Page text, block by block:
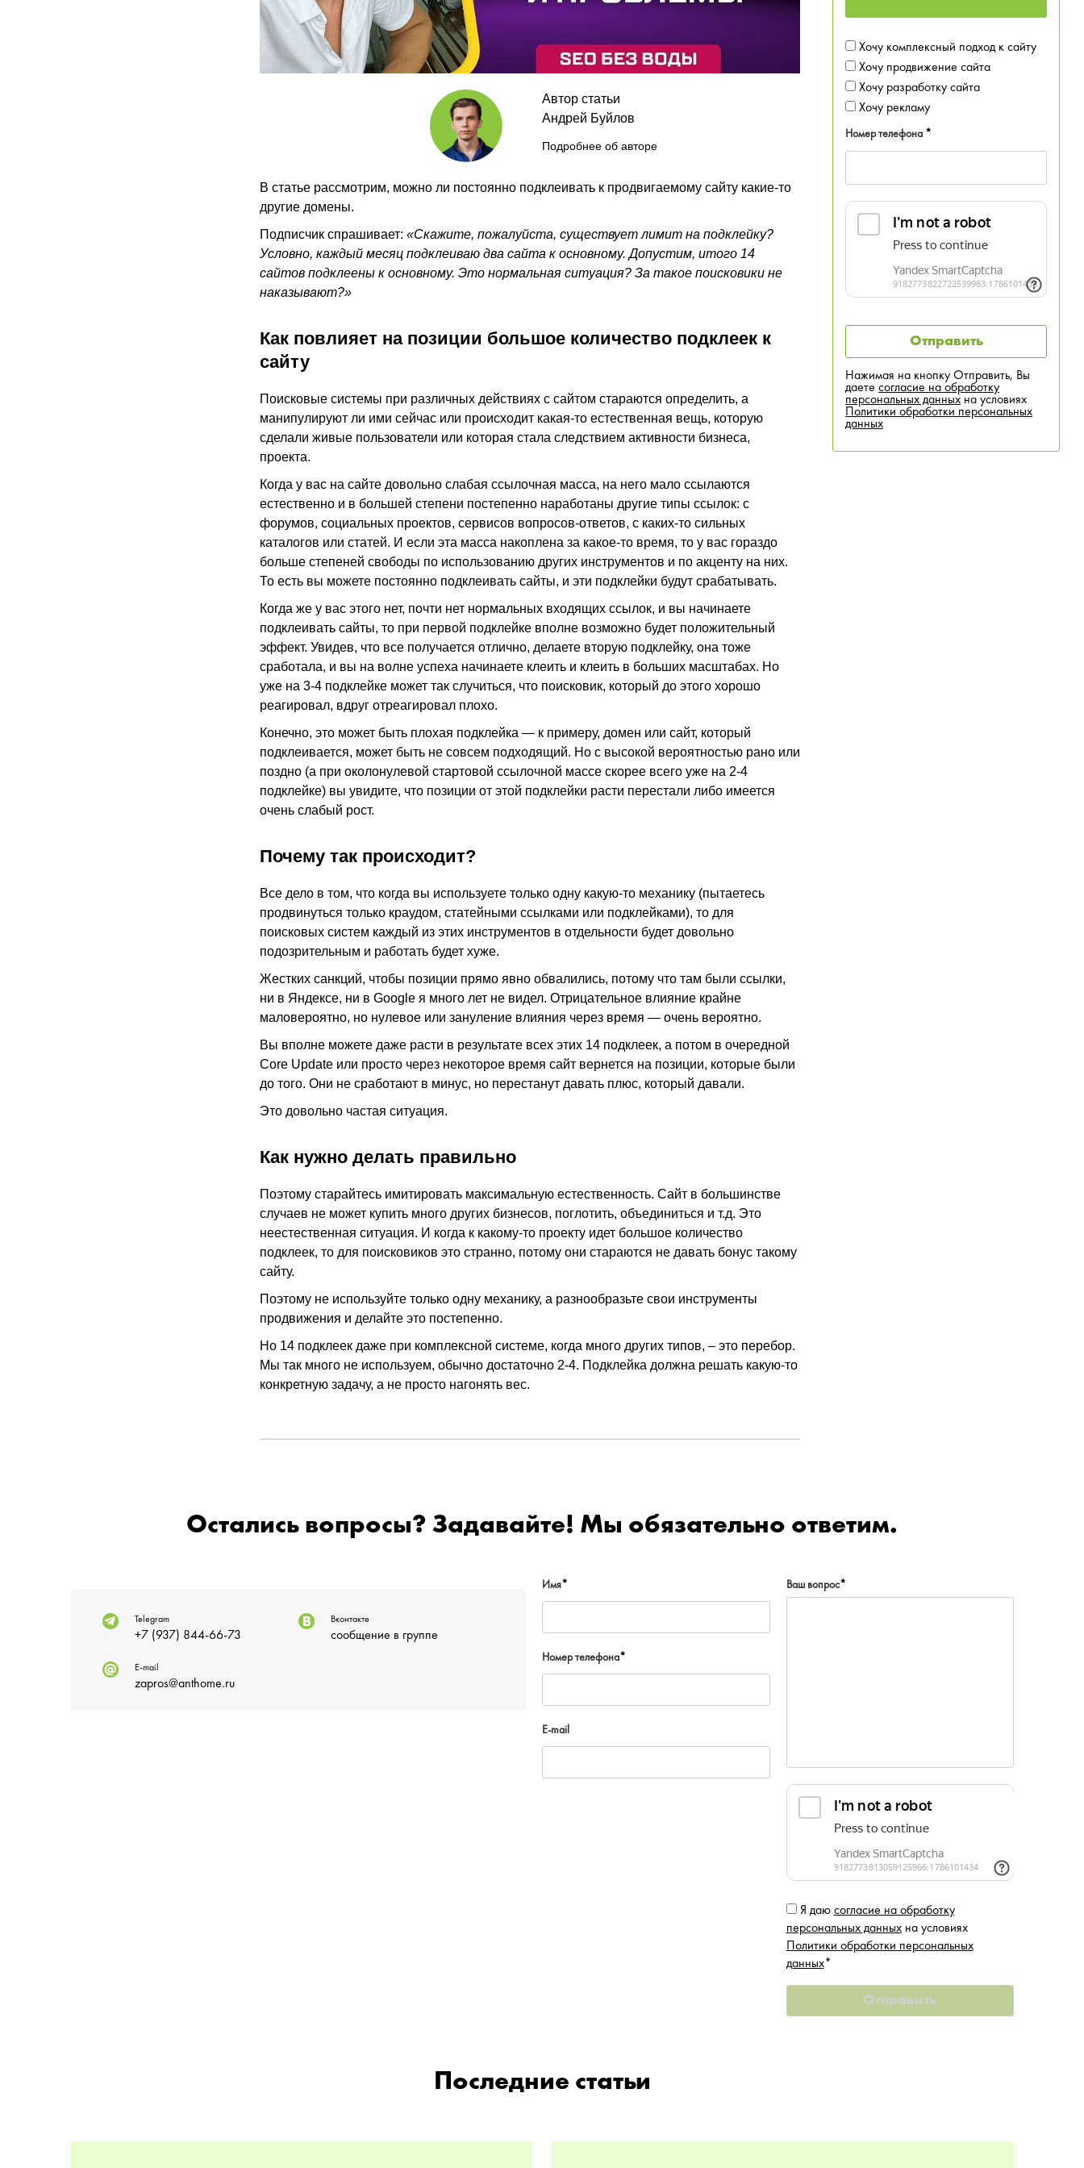
Автор статьи
Андрей Буйлов
Подробнее об авторе
В статье рассмотрим, можно ли постоянно подклеивать к продвигаемому сайту какие-то
другие домены.
Подписчик спрашивает: «Скажите, пожалуйста, существует лимит на подклейку?
Условно, каждый месяц подклеиваю два сайта к основному. Допустим, итого 14
сайтов подклеены к основному. Это нормальная ситуация? За такое поисковики не
наказывают?»
Как повлияет на позиции большое количество подклеек к
сайту
Поисковые системы при различных действиях с сайтом стараются определить, а
манипулируют ли ими сейчас или происходит какая-то естественная вещь, которую
сделали живые пользователи или которая стала следствием активности бизнеса,
проекта.
Когда у вас на сайте довольно слабая ссылочная масса, на него мало ссылаются
естественно и в большей степени постепенно наработаны другие типы ссылок: с
форумов, социальных проектов, сервисов вопросов-ответов, с каких-то сильных
каталогов или статей. И если эта масса накоплена за какое-то время, то у вас гораздо
больше степеней свободы по использованию других инструментов и по акценту на них.
То есть вы можете постоянно подклеивать сайты, и эти подклейки будут срабатывать.
Когда же у вас этого нет, почти нет нормальных входящих ссылок, и вы начинаете
подклеивать сайты, то при первой подклейке вполне возможно будет положительный
эффект. Увидев, что все получается отлично, делаете вторую подклейку, она тоже
сработала, и вы на волне успеха начинаете клеить и клеить в больших масштабах. Но
уже на 3-4 подклейке может так случиться, что поисковик, который до этого хорошо
реагировал, вдруг отреагировал плохо.
Конечно, это может быть плохая подклейка — к примеру, домен или сайт, который
подклеивается, может быть не совсем подходящий. Но с высокой вероятностью рано или
поздно (а при околонулевой стартовой ссылочной массе скорее всего уже на 2-4
подклейке) вы увидите, что позиции от этой подклейки расти перестали либо имеется
очень слабый рост.
Почему так происходит?
Все дело в том, что когда вы используете только одну какую-то механику (пытаетесь
продвинуться только краудом, статейными ссылками или подклейками), то для
поисковых систем каждый из этих инструментов в отдельности будет довольно
подозрительным и работать будет хуже.
Жестких санкций, чтобы позиции прямо явно обвалились, потому что там были ссылки,
ни в Яндексе, ни в Google я много лет не видел. Отрицательное влияние крайне
маловероятно, но нулевое или зануление влияния через время — очень вероятно.
Вы вполне можете даже расти в результате всех этих 14 подклеек, а потом в очередной
Core Update или просто через некоторое время сайт вернется на позиции, которые были
до того. Они не сработают в минус, но перестанут давать плюс, который давали.
Это довольно частая ситуация.
Как нужно делать правильно
Поэтому старайтесь имитировать максимальную естественность. Сайт в большинстве
случаев не может купить много других бизнесов, поглотить, объединиться и т.д. Это
неестественная ситуация. И когда к какому-то проекту идет большое количество
подклеек, то для поисковиков это странно, потому они стараются не давать бонус такому
сайту.
Поэтому не используйте только одну механику, а разнообразьте свои инструменты
продвижения и делайте это постепенно.
Но 14 подклеек даже при комплексной системе, когда много других типов, – это перебор.
Мы так много не используем, обычно достаточно 2-4. Подклейка должна решать какую-то
конкретную задачу, а не просто нагонять вес.
Хочу комплексный подход к сайту
Хочу продвижение сайта
Хочу разработку сайта
Хочу рекламу
Номер телефона *
Нажимая на кнопку Отправить, Вы
даете согласие на обработку
персональных данных на условиях
Политики обработки персональных
данных
Остались вопросы? Задавайте! Мы обязательно ответим.
Telegram
+7 (937) 844-66-73
Вконтакте
сообщение в группе
E-mail
zapros@anthome.ru
Имя*
Номер телефона*
E-mail
Ваш вопрос*
Я даю согласие на обработку
персональных данныхна условиях
Политики обработки персональных
данных*
Последние статьи